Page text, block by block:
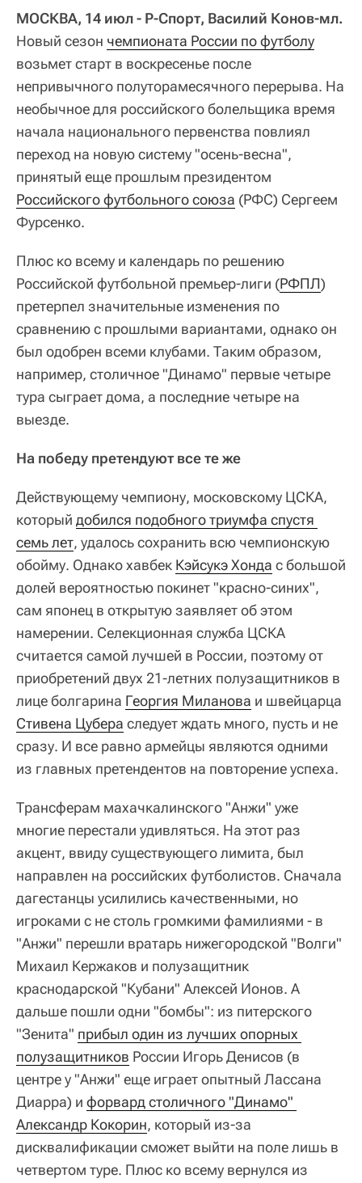
МОСКВА, 14 июл - Р-Спорт, Василий Конов-мл.
Новый сезон чемпионата России по футболу
возьмет старт в воскресенье после
непривычного полуторамесячного перерыва. На
необычное для российского болельщика время
начала национального первенства повлиял
переход на новую систему "осень-весна",
принятый еще прошлым президентом
Российского футбольного союза (РФС) Сергеем
Фурсенко.
Плюс ко всему и календарь по решению
Российской футбольной премьер-лиги (РФПЛ)
претерпел значительные изменения по
сравнению с прошлыми вариантами, однако он
был одобрен всеми клубами. Таким образом,
например, столичное "Динамо" первые четыре
тура сыграет дома, а последние четыре на
выезде.
На победу претендуют все те же
Действующему чемпиону, московскому ЦСКА,
который добился подобного триумфа спустя
семь лет, удалось сохранить всю чемпионскую
обойму. Однако хавбек Кэйсукэ Хонда с большой
долей вероятностью покинет "красно-синих",
сам японец в открытую заявляет об этом
намерении. Селекционная служба ЦСКА
считается самой лучшей в России, поэтому от
приобретений двух 21-летних полузащитников в
лице болгарина Георгия Миланова и швейцарца
Стивена Цубера следует ждать много, пусть и не
сразу. И все равно армейцы являются одними
из главных претендентов на повторение успеха.
Трансферам махачкалинского "Анжи" уже
многие перестали удивляться. На этот раз
акцент, ввиду существующего лимита, был
направлен на российских футболистов. Сначала
дагестанцы усилились качественными, но
игроками с не столь громкими фамилиями - в
"Анжи" перешли вратарь нижегородской "Волги"
Михаил Кержаков и полузащитник
краснодарской "Кубани" Алексей Ионов. А
дальше пошли одни "бомбы": из питерского
"Зенита" прибыл один из лучших опорных
полузащитников России Игорь Денисов (в
центре у "Анжи" еще играет опытный Лассана
Диарра) и форвард столичного "Динамо"
Александр Кокорин, который из-за
дисквалификации сможет выйти на поле лишь в
четвертом туре. Плюс ко всему вернулся из